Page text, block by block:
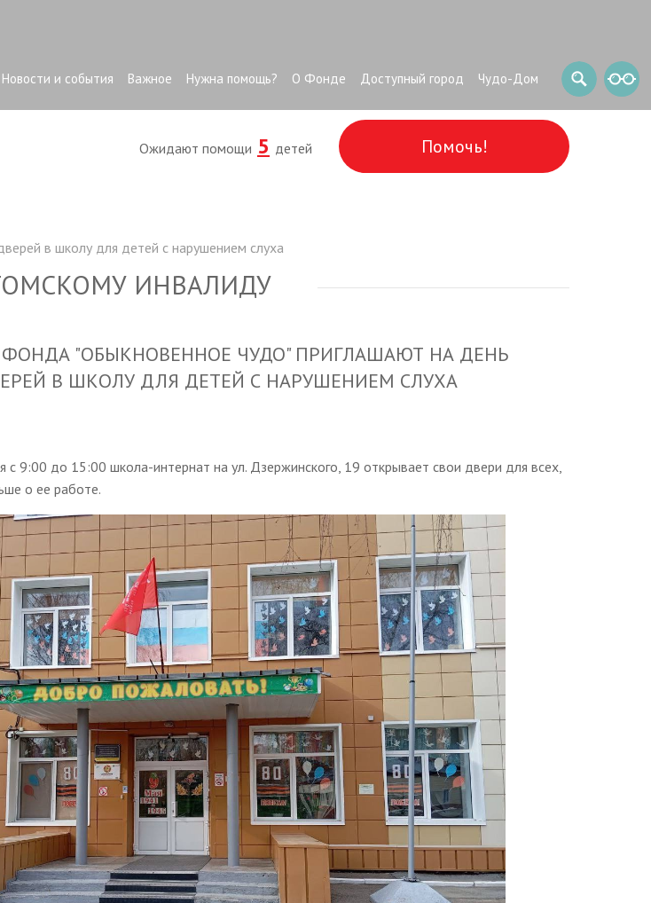
Новости и события Важное Нужна помощь? О Фонде Доступный город Чудо-Дом
Ожидают помощи 5 детей Помочь!
в школу для детей с нарушением слуха
ИНВАЛИДУ
"ОБЫКНОВЕННОЕ ЧУДО" ПРИГЛАШАЮТ НА ДЕНЬ
В ШКОЛУ ДЛЯ ДЕТЕЙ С НАРУШЕНИЕМ СЛУХА
с 9:00 до 15:00 школа-интернат на ул. Дзержинского, 19 открывает свои двери для всех,
о ее работе.